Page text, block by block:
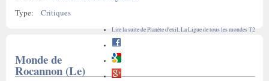
Type:
Critiques
Lire la suitede Planète d'exil, La Ligue de tous les mondes T2
Monde de
Rocannon (Le)